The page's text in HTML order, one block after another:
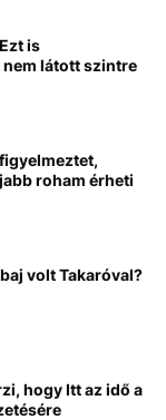
is
nem látott szintre
roham érheti
volt Takaróval?
hogy Itt az idő a